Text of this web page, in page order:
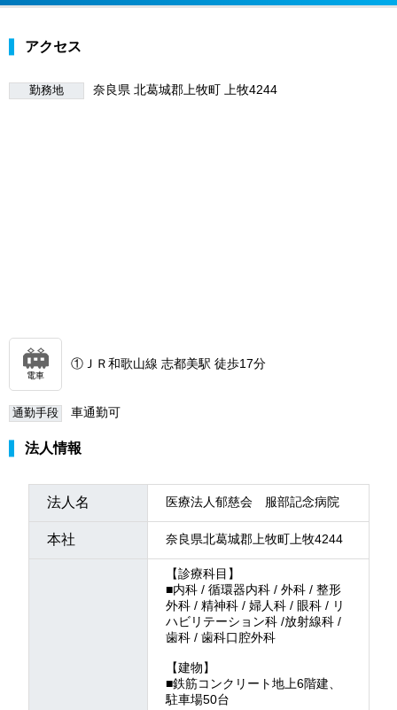
アクセス
勤務地 奈良県 北葛城郡上牧町 上牧4244
電車
①ＪＲ和歌山線 志都美駅 徒歩17分
通勤手段 車通勤可
法人情報
法人名 医療法人郁慈会 服部記念病院
本社 奈良県北葛城郡上牧町上牧4244
【診療科目】
■内科 / 循環器内科 / 外科 / 整形
外科 / 精神科 / 婦人科 / 眼科 / リ
ハビリテーション科 /放射線科 /
歯科 / 歯科口腔外科
【建物】
■鉄筋コンクリート地上6階建、
駐車場50台